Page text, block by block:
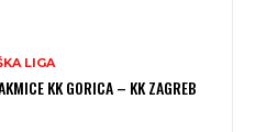
LIGA
KK GORICA – KK ZAGREB